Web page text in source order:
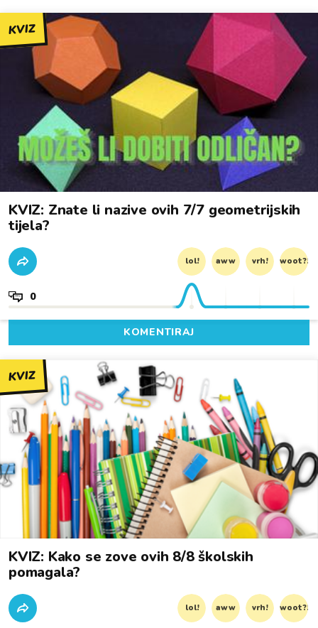
KVIZ
KVIZ: Znate li nazive ovih 7/7 geometrijskih
tijela?
lol! aww vrh! woot?!
0
KOMENTIRAJ
KVIZ
KVIZ: Kako se zove ovih 8/8 školskih
pomagala?
lol! aww vrh! woot?!